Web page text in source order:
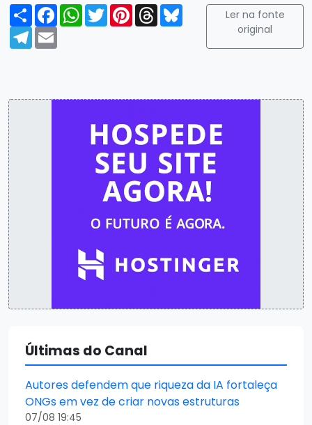
Compartilhar
FacebookWhatsApp
TwitterPinterest
ThreadsBluesky
Telegram
Email
Ler na fonte
original
Últimas do Canal
Autores defendem que riqueza da IA fortaleça
ONGs em vez de criar novas estruturas
07/08 19:45